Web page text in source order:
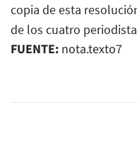
copia de esta
de los cuatro
FUENTE: nota.texto7